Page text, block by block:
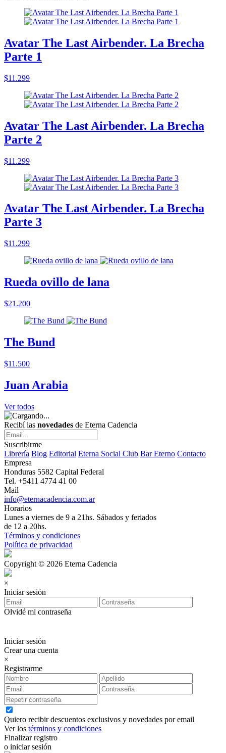
Avatar The Last Airbender. La Brecha
Parte 1
$11.299
Avatar The Last Airbender. La Brecha
Parte 2
$11.299
Avatar The Last Airbender. La Brecha
Parte 3
$11.299
Rueda ovillo de lana
$21.200
The Bund
$11.500
Juan Arabia
Ver todos
Recibí las novedades de Eterna Cadencia
Suscribirme
Librería Blog Editorial Eterna Social Club Bar Eterno Contacto
Empresa
Honduras 5582 Capital Federal
Tel. +5411 4774 41 00
Mail
info@eternacadencia.com.ar
Horarios
Lunes a viernes de 9 a 21hs. Sábados y feriados
de 12 a 20hs.
Términos y condiciones
Política de privacidad
Copyright © 2026 Eterna Cadencia
×
Iniciar sesión
Olvidé mi contraseña
Iniciar sesión
Crear una cuenta
×
Registrarme
Quiero recibir descuentos exclusivos y novedades por email
Ver los términos y condiciones
Finalizar registro
o iniciar sesión